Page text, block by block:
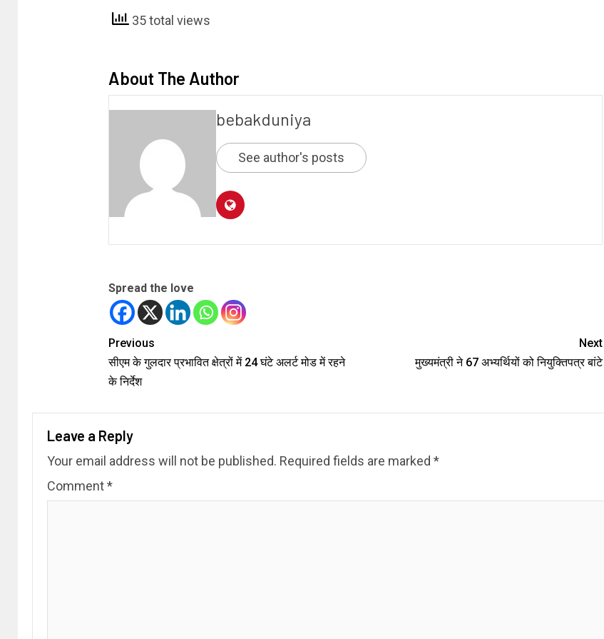
35 total views
About The Author
bebakduniya
See author's posts
Spread the love
Previous
सीएम के गुलदार प्रभावित क्षेत्रों में 24 घंटे अलर्ट मोड में रहने
के निर्देश
Next
मुख्यमंत्री ने 67 अभ्यर्थियों को नियुक्तिपत्र बांटे
Leave a Reply
Your email address will not be published. Required fields are marked *
Comment*